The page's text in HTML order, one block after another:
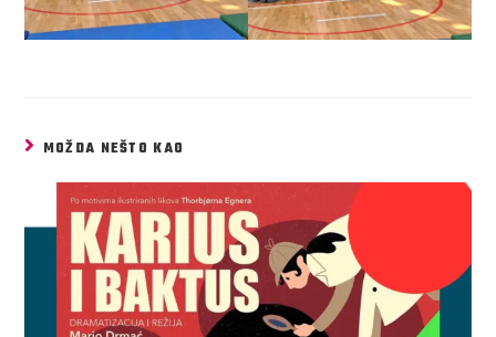
MOŽDA NEŠTO KAO